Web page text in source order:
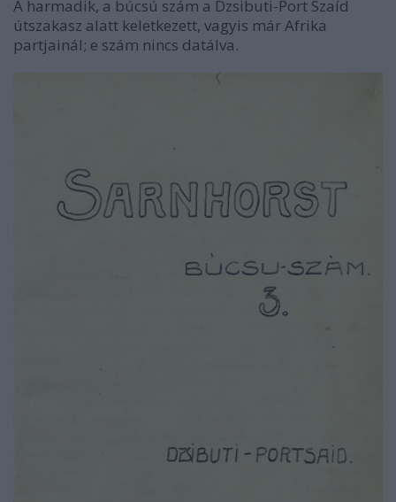
A harmadik, a búcsú szám a Dzsibuti-Port Szaíd
útszakasz alatt keletkezett, vagyis már Afrika
partjainál; e szám nincs datálva.